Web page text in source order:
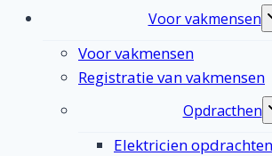
Voor vakmensen
Voor vakmensen
Registratie van vakmensen
Opdracthen
Elektricien opdrachten